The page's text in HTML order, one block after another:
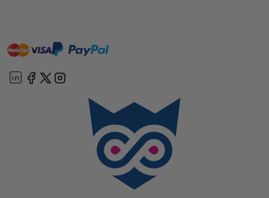
mastervisa paypal